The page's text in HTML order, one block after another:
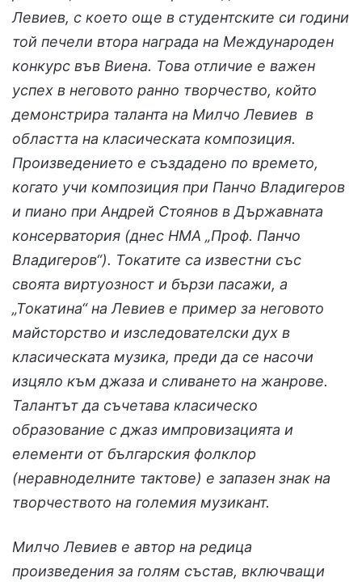
Левиев, с което още в студентските си години
той печели втора награда на Международен
конкурс във Виена. Това отличие е важен
успех в неговото ранно творчество, който
демонстрира таланта на Милчо Левиев в
областта на класическата композиция.
Произведението е създадено по времето,
когато учи композиция при Панчо Владигеров
и пиано при Андрей Стоянов в Държавната
консерватория (днес НМА „Проф. Панчо
Владигеров“). Токатите са известни със
своята виртуозност и бързи пасажи, а
„Токатина“ на Левиев е пример за неговото
майсторство и изследователски дух в
класическата музика, преди да се насочи
изцяло към джаза и сливането на жанрове.
Талантът да съчетава класическо
образование с джаз импровизацията и
елементи от българския фолклор
(неравноделните тактове) е запазен знак на
творчеството на големия музикант.
Милчо Левиев е автор на редица
произведения за голям състав, включващи